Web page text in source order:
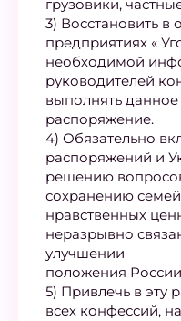
грузовики,
3) Восстановить в
предприятиях «
необходимой
руководителей
выполнять данное
распоряжение.
4) Обязательно
распоряжений и
решению
сохранению
нравственных
неразрывно
улучшении
положения
5) Привлечь в эту
всех конфессий,